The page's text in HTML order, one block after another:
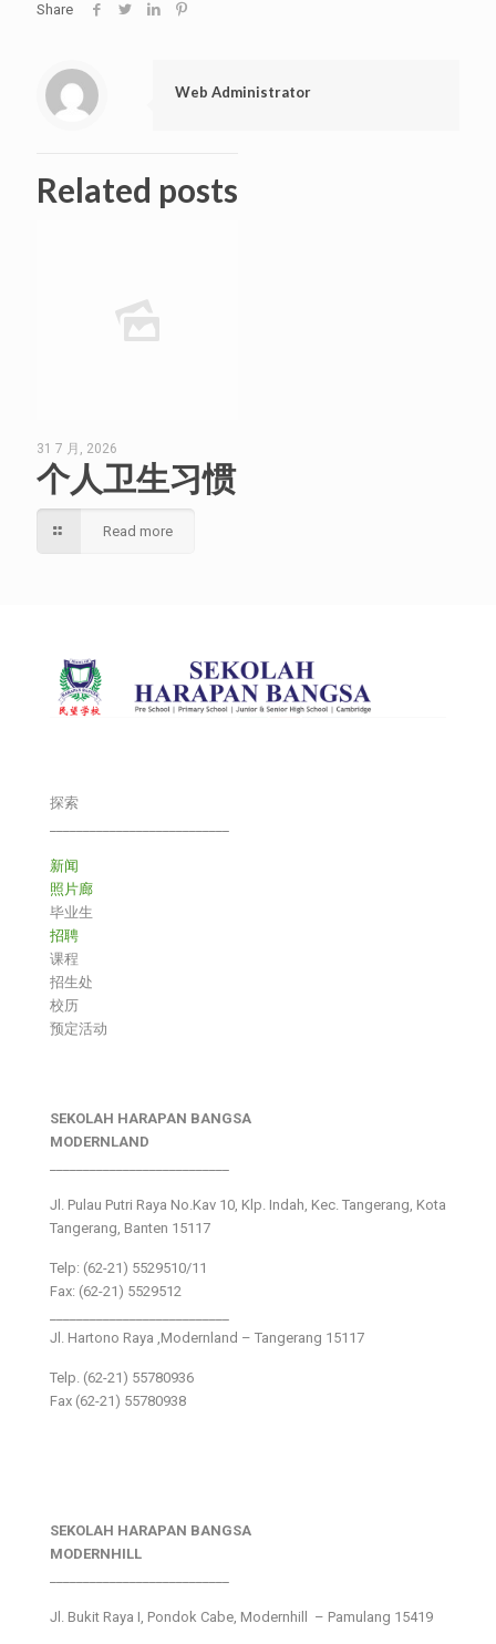
Share
Web Administrator
Related posts
31 7 月, 2026
个人卫生习惯
Read more
探索
新闻
照片廊
毕业生
招聘
课程
招生处
校历
预定活动
SEKOLAH HARAPAN BANGSA
MODERNLAND
Jl. Pulau Putri Raya No.Kav 10, Klp. Indah, Kec. Tangerang, Kota
Tangerang, Banten 15117
Telp: (62-21) 5529510/11
Fax: (62-21) 5529512
Jl. Hartono Raya ,Modernland – Tangerang 15117
Telp. (62-21) 55780936
Fax (62-21) 55780938
SEKOLAH HARAPAN BANGSA
MODERNHILL
Jl. Bukit Raya I, Pondok Cabe, Modernhill – Pamulang 15419